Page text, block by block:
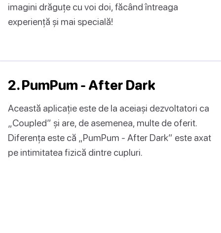
imagini drăguțe cu voi doi, făcând întreaga
experiență și mai specială!
2. PumPum - After Dark
Această aplicație este de la aceiași dezvoltatori ca
„Coupled” și are, de asemenea, multe de oferit.
Diferența este că „PumPum - After Dark” este axat
pe intimitatea fizică dintre cupluri.